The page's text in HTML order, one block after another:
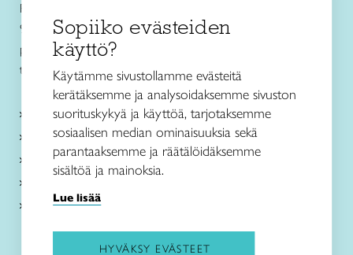
Rautatienkatu 11 B
90100 Oulu
puh. 040 352 2082
toimisto@taitopohjoispohjanmaa.fi
Tietoa meistä
Palvelut
Ajankohtaista
Taito Shop Oulu
Yhteystiedot
Sopiiko evästeiden
käyttö?
Käytämme sivustollamme evästeitä
kerätäksemme ja analysoidaksemme sivuston
suorituskykyä ja käyttöä, tarjotaksemme
sosiaalisen median ominaisuuksia sekä
parantaaksemme ja räätälöidäksemme
sisältöä ja mainoksia.
Lue lisää
HYVÄKSY EVÄSTEET